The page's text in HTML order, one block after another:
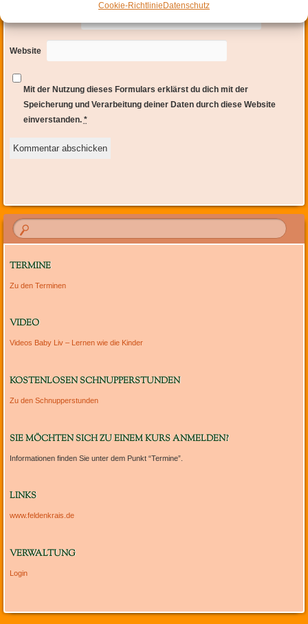
Cookie-Richtlinie Datenschutz
Website
Mit der Nutzung dieses Formulars erklärst du dich mit der
Speicherung und Verarbeitung deiner Daten durch diese Website
einverstanden. *
TERMINE
Zu den Terminen
VIDEO
Videos Baby Liv – Lernen wie die Kinder
KOSTENLOSEN SCHNUPPERSTUNDEN
Zu den Schnupperstunden
SIE MÖCHTEN SICH ZU EINEM KURS ANMELDEN?
Informationen finden Sie unter dem Punkt “Termine”.
LINKS
www.feldenkrais.de
VERWALTUNG
Login